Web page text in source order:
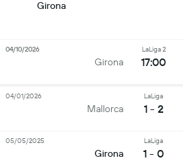
Girona
Girona
LaLiga 2
17:00
04/10/2026
Mallorca
LaLiga
1 - 2
04/01/2026
Girona
LaLiga
1 - 0
05/05/2025